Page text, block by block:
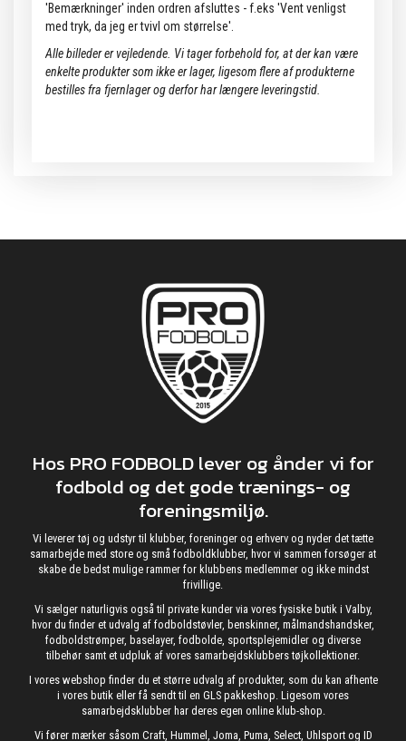
'Bemærkninger' inden ordren afsluttes - f.eks 'Vent venligst
med tryk, da jeg er tvivl om størrelse'.
Alle billeder er vejledende. Vi tager forbehold for, at der kan være
enkelte produkter som ikke er lager, ligesom flere af produkterne
bestilles fra fjernlager og derfor har længere leveringstid.
Hos PRO FODBOLD lever og ånder vi for
fodbold og det gode trænings- og
foreningsmiljø.
Vi leverer tøj og udstyr til klubber, foreninger og erhverv og nyder det tætte
samarbejde med store og små fodboldklubber, hvor vi sammen forsøger at
skabe de bedst mulige rammer for klubbens medlemmer og ikke mindst
frivillige.
Vi sælger naturligvis også til private kunder via vores fysiske butik i Valby,
hvor du finder et udvalg af fodboldstøvler, benskinner, målmandshandsker,
fodboldstrømper, baselayer, fodbolde, sportsplejemidler og diverse
tilbehør samt et udpluk af vores samarbejdsklubbers tøjkollektioner.
I vores webshop finder du et større udvalg af produkter, som du kan afhente
i vores butik eller få sendt til en GLS pakkeshop. Ligesom vores
samarbejdsklubber har deres egen online klub-shop.
Vi fører mærker såsom Craft, Hummel, Joma, Puma, Select, Uhlsport og ID